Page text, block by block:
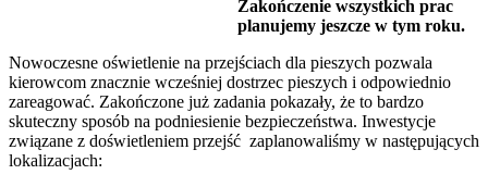
Zakończenie wszystkich prac
planujemy jeszcze w tym roku.
Nowoczesne oświetlenie na przejściach dla pieszych pozwala
kierowcom znacznie wcześniej dostrzec pieszych i odpowiednio
zareagować. Zakończone już zadania pokazały, że to bardzo
skuteczny sposób na podniesienie bezpieczeństwa. Inwestycje
związane z doświetleniem przejść zaplanowaliśmy w następujących
lokalizacjach: